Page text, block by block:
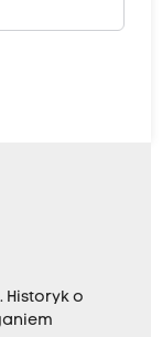
Historyk o